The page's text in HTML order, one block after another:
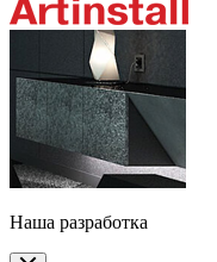
Наша разработка